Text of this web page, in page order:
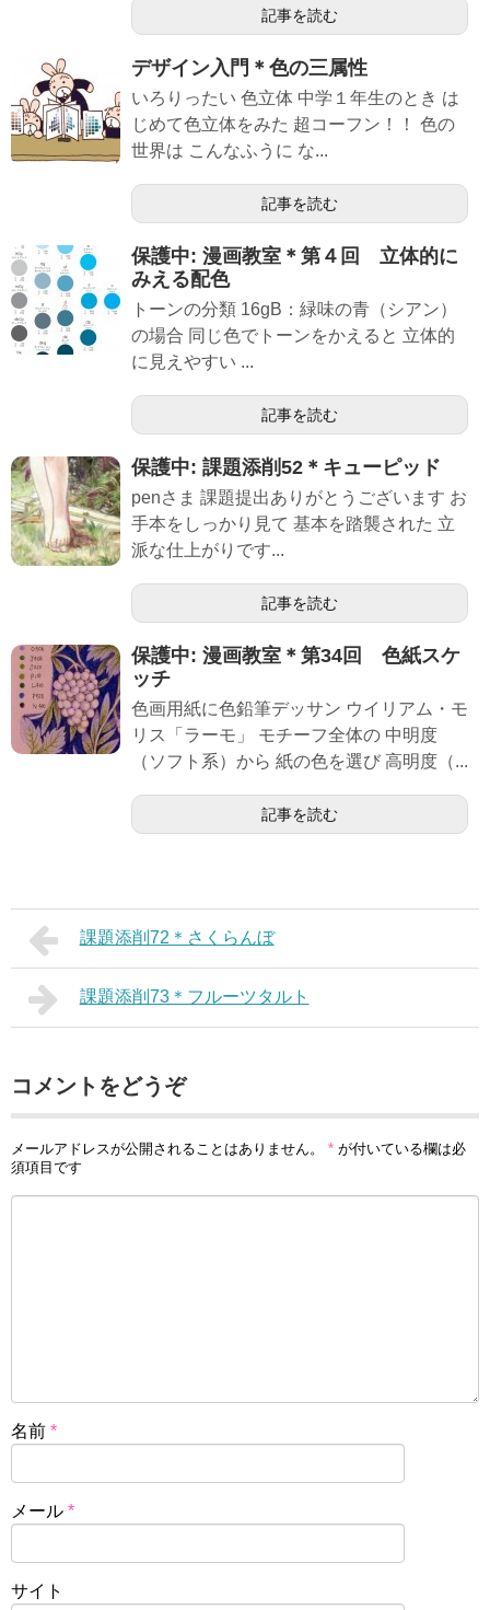
記事を読む
デザイン入門＊色の三属性
いろりったい 色立体 中学１年生のとき は
じめて色立体をみた 超コーフン！！ 色の
世界は こんなふうに な...
記事を読む
保護中: 漫画教室＊第４回 立体的に
みえる配色
トーンの分類 16gB：緑味の青（シアン）
の場合 同じ色でトーンをかえると 立体的
に見えやすい ...
記事を読む
保護中: 課題添削52＊キューピッド
penさま 課題提出ありがとうございます お
手本をしっかり見て 基本を踏襲された 立
派な仕上がりです...
記事を読む
保護中: 漫画教室＊第34回 色紙スケ
ッチ
色画用紙に色鉛筆デッサン ウイリアム・モ
リス「ラーモ」 モチーフ全体の 中明度
（ソフト系）から 紙の色を選び 高明度（...
記事を読む
課題添削72＊さくらんぼ
課題添削73＊フルーツタルト
コメントをどうぞ
メールアドレスが公開されることはありません。 * が付いている欄は必
須項目です
名前 *
メール *
サイト